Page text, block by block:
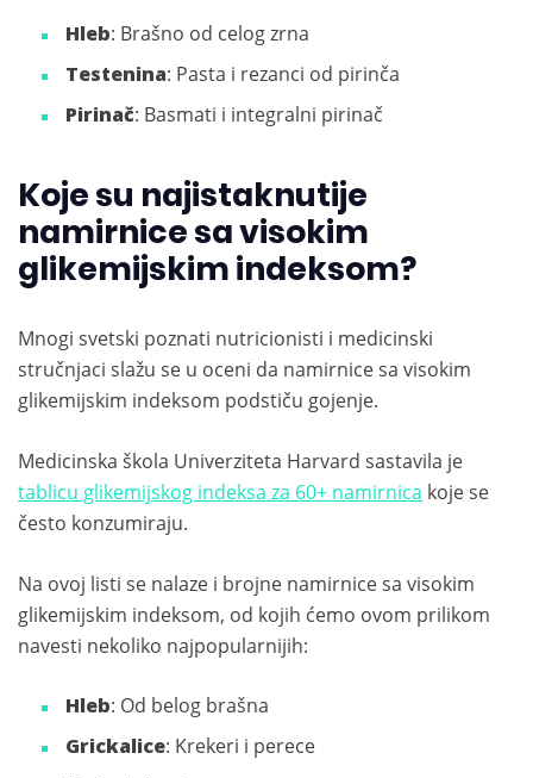
Hleb: Brašno od celog zrna
Testenina: Pasta i rezanci od pirinča
Pirinač: Basmati i integralni pirinač
Koje su najistaknutije
namirnice sa visokim
glikemijskim indeksom?
Mnogi svetski poznati nutricionisti i medicinski
stručnjaci slažu se u oceni da namirnice sa visokim
glikemijskim indeksom podstiču gojenje.
Medicinska škola Univerziteta Harvard sastavila je
tablicu glikemijskog indeksa za 60+ namirnica koje se
često konzumiraju.
Na ovoj listi se nalaze i brojne namirnice sa visokim
glikemijskim indeksom, od kojih ćemo ovom prilikom
navesti nekoliko najpopularnijih:
Hleb: Od belog brašna
Grickalice: Krekeri i perece